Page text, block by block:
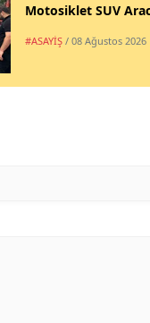
Motosiklet SUV
#ASAYİŞ / 08 Ağustos 2026